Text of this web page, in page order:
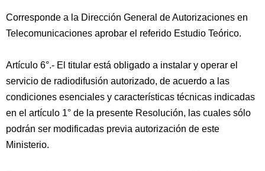
Corresponde a la Dirección General de Autorizaciones en
Telecomunicaciones aprobar el referido Estudio Teórico.
Artículo 6°.- El titular está obligado a instalar y operar el
servicio de radiodifusión autorizado, de acuerdo a las
condiciones esenciales y características técnicas indicadas
en el artículo 1° de la presente Resolución, las cuales sólo
podrán ser modificadas previa autorización de este
Ministerio.